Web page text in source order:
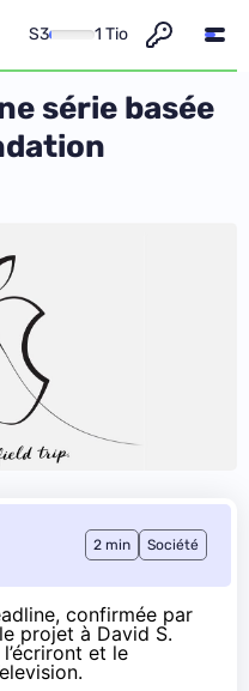
S3 1 Tio
série basée
2 min Société
, confirmée par
projet à David S.
et le